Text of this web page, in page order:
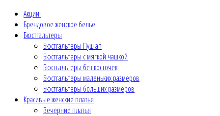
Акции!
Брендовое женское белье
Бюстгальтеры
Бюстгальтеры Пуш ап
Бюстгальтеры с мягкой чашкой
Бюстгальтеры без косточек
Бюстгальтеры маленьких размеров
Бюстгальтеры больших размеров
Красивые женские платья
Вечерние платья